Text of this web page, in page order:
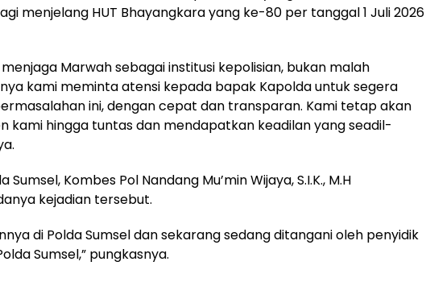
menjelang HUT Bhayangkara yang ke-80 per tanggal 1 Juli 2026
menjaga Marwah sebagai institusi kepolisian, bukan malah
kami meminta atensi kepada bapak Kapolda untuk segera
ini, dengan cepat dan transparan. Kami tetap akan
kami hingga tuntas dan mendapatkan keadilan yang seadil-
Sumsel, Kombes Pol Nandang Mu’min Wijaya, S.I.K., M.H
kejadian tersebut.
di Polda Sumsel dan sekarang sedang ditangani oleh penyidik
Sumsel,” pungkasnya.